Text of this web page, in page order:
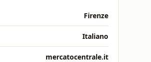
Firenze
Italiano
mercatocentrale.it